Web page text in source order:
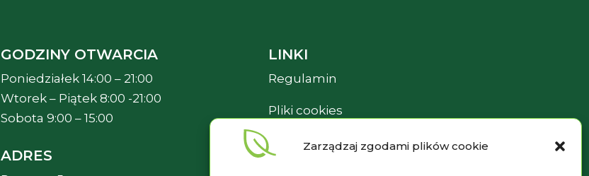
Zarządzaj zgodami plików cookie
GODZINY OTWARCIA
Poniedziałek 14:00 – 21:00
Wtorek – Piątek 8:00 -21:00
Sobota 9:00 – 15:00
ADRES
LINKI
Regulamin
Pliki cookies
Polityka prywatności